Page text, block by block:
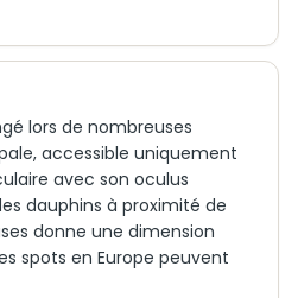
lors de nombreuses
accessible uniquement
avec son oculus
dauphins à proximité de
donne une dimension
spots en Europe peuvent